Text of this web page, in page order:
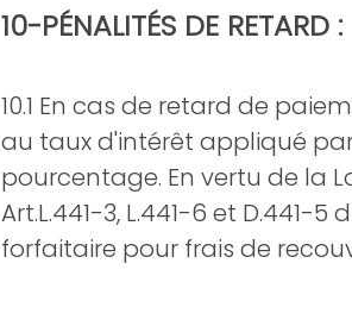
10-PÉNALITÉS DE RETARD :
10.1 En cas de retard de
au taux d'intérêt appliqué
pourcentage. En vertu de la
Art.L.441-3, L.441-6 et
forfaitaire pour frais de